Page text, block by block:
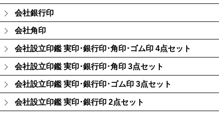
会社銀行印
会社角印
会社設立印鑑 実印･銀行印･角印･ゴム印 4点セット
会社設立印鑑 実印･銀行印･角印 3点セット
会社設立印鑑 実印･銀行印･ゴム印 3点セット
会社設立印鑑 実印･銀行印 2点セット